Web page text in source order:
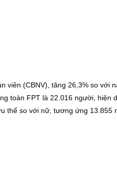
viên (CBNV), tăng 26,3% so với
toàn FPT là 22.016 người, hiện
thế so với nữ, tương ứng 13.855